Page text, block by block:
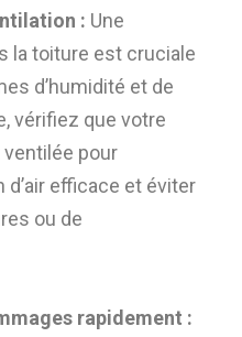
: Une
la toiture est cruciale
d’humidité et de
vérifiez que votre
pour
efficace et éviter
ou de
rapidement :